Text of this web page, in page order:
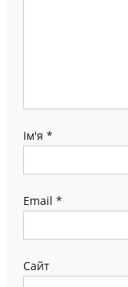
Ім'я *
Email *
Сайт